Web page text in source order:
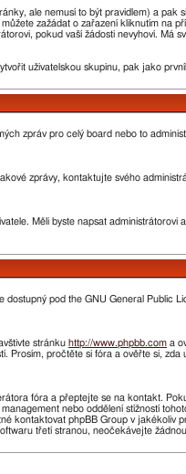
ale nemusí to být pravidlem) a pak
zažádat o zařazení kliknutím na
pokud vaší žádosti nevyhoví. Má
uživatelskou skupinu, pak jako
zpráv pro celý board nebo to
zprávy, kontaktujte svého
Měli byste napsat administrátorovi
dostupný pod the GNU General Public
stránku http://www.phpbb.com a
Prosím, pročtěte si fóra a ověřte si,
fóra a přeptejte se na kontakt.
nebo oddělení stížností
kontaktovat phpBB Group v jakékoliv
třetí stranou, neočekávejte